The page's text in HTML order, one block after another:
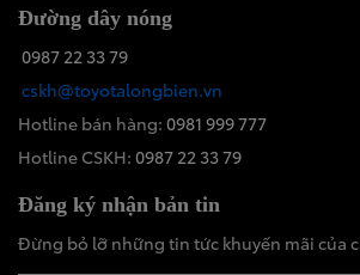
Đường dây nóng
0987 22 33 79
cskh@toyotalongbien.vn
Hotline bán hàng: 0981 999 777
Hotline CSKH: 0987 22 33 79
Đăng ký nhận bản tin
Đừng bỏ lỡ những tin tức khuyến mãi của